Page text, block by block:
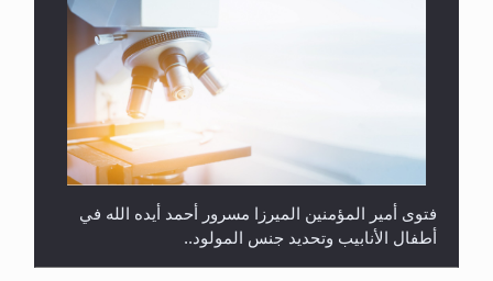
فتوى أمير المؤمنين الميرزا مسرور أحمد أيده الله في
أطفال الأنابيب وتحديد جنس المولود..